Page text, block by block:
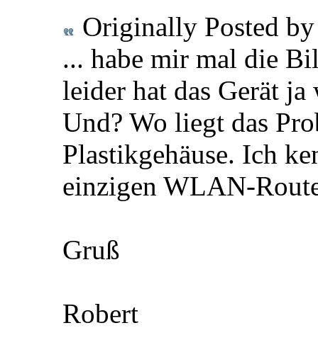
Originally Posted
... habe mir mal die
leider hat das Gerät
Und? Wo liegt das
Plastikgehäuse. Ich
einzigen WLAN-
Gruß
Robert